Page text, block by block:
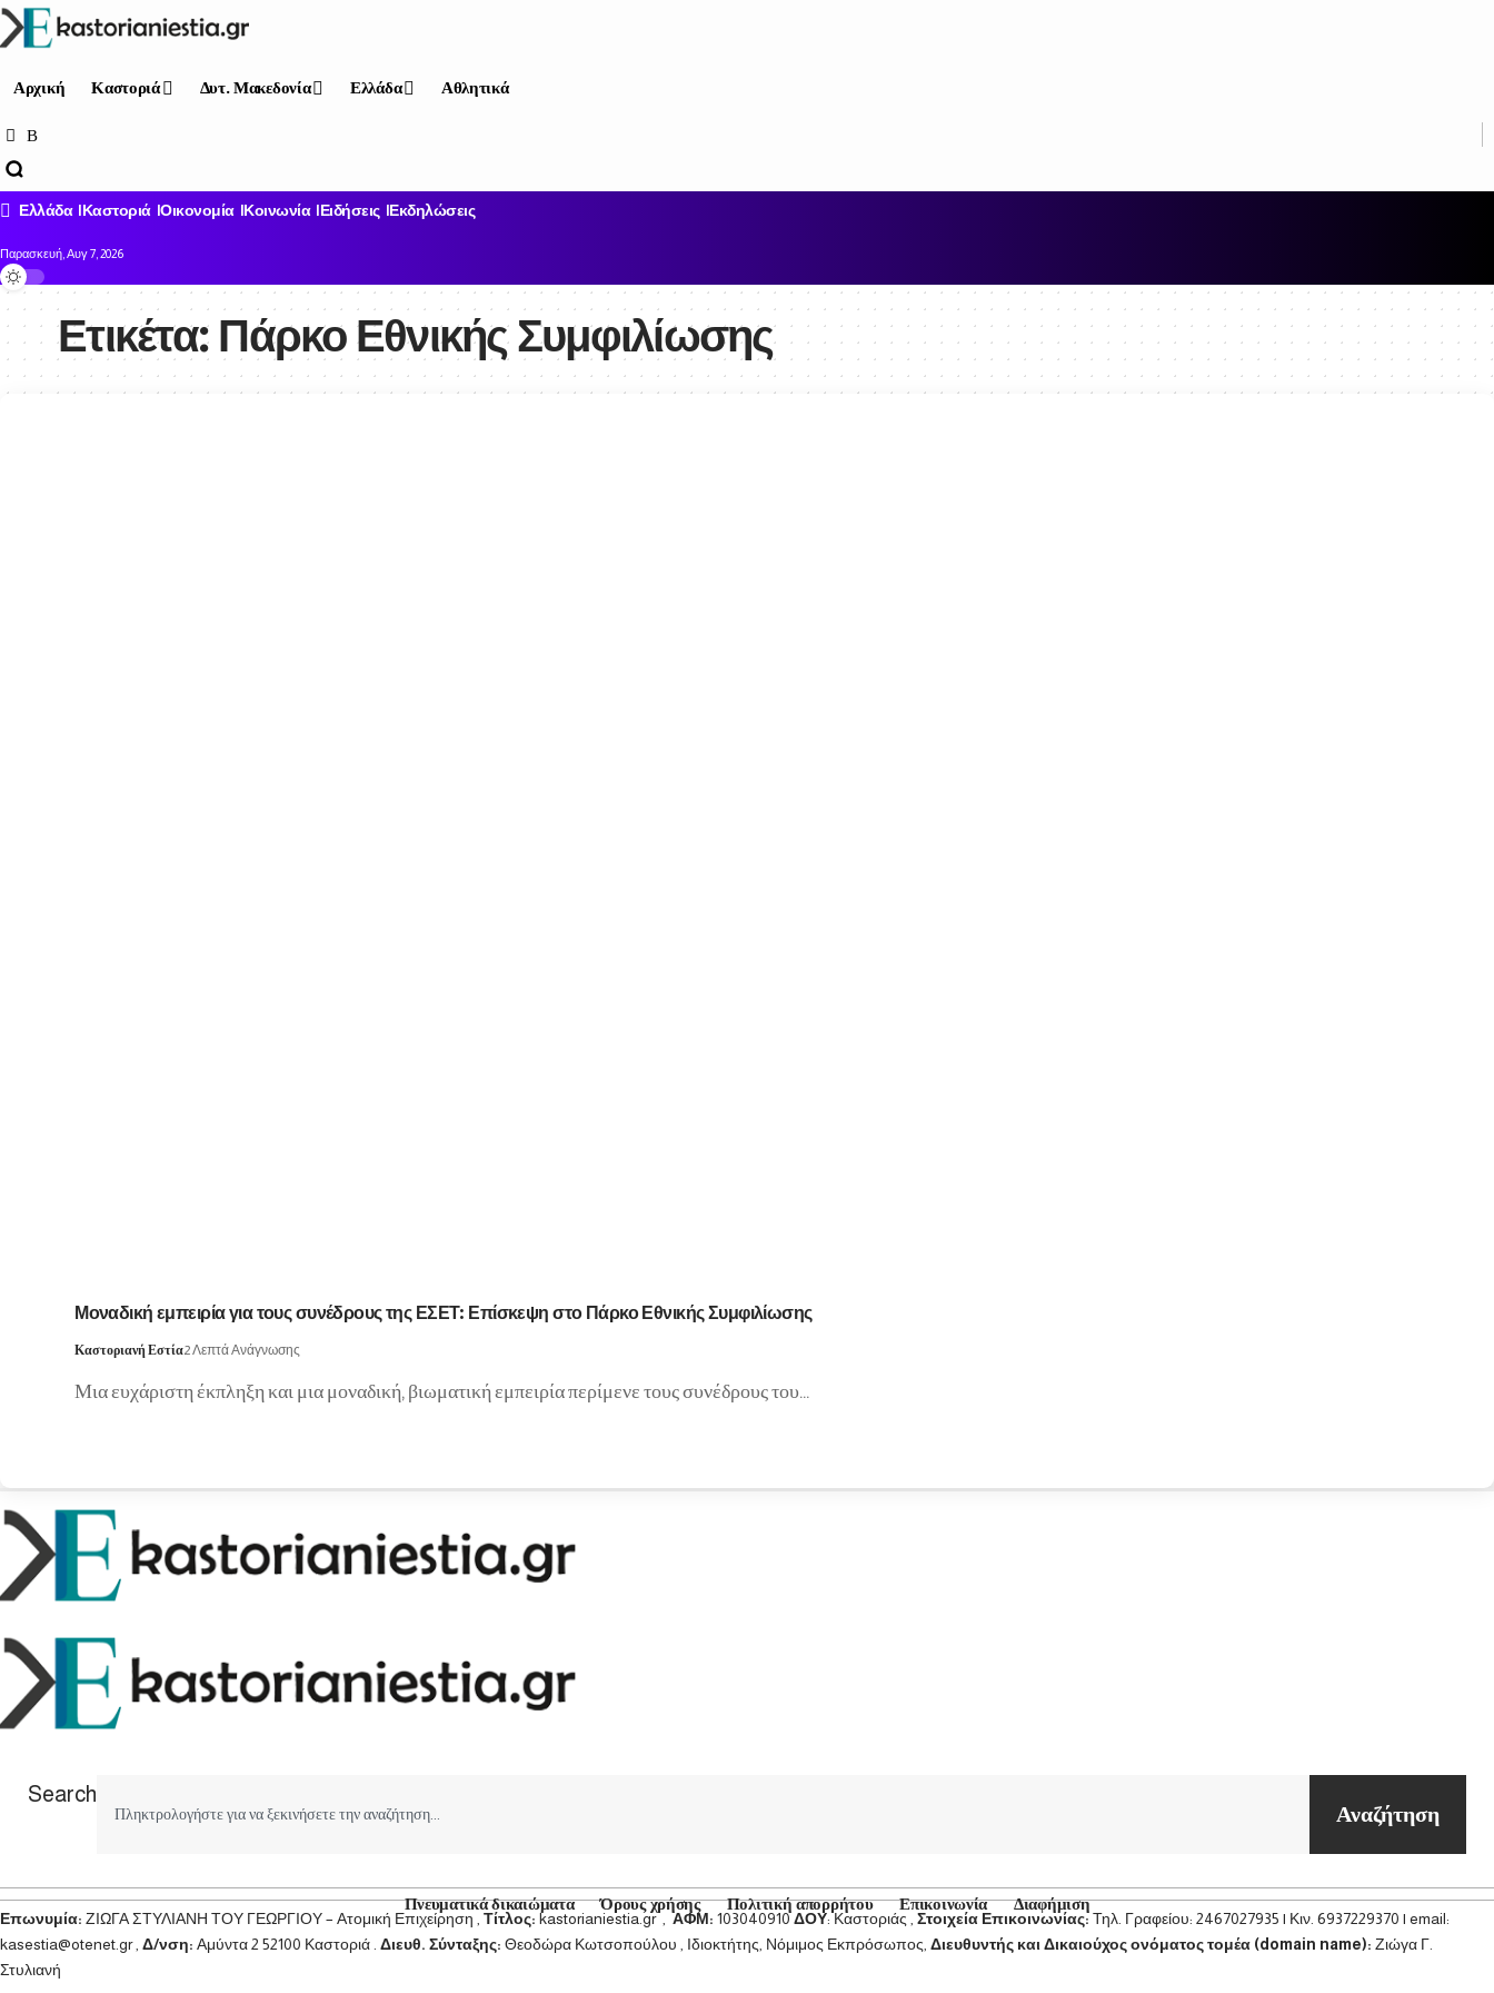
Αρχική Καστοριά Δυτ. Μακεδονία Ελλάδα Αθλητικά
Ελλάδα Καστοριά Οικονομία Κοινωνία Ειδήσεις Εκδηλώσεις
Παρασκευή, Αυγ 7, 2026
Ετικέτα: Πάρκο Εθνικής Συμφιλίωσης
Μοναδική εμπειρία για τους συνέδρους της ΕΣΕΤ: Επίσκεψη στο Πάρκο Εθνικής Συμφιλίωσης
Καστοριανή Εστία2 Λεπτά Ανάγνωσης
Μια ευχάριστη έκπληξη και μια μοναδική, βιωματική εμπειρία περίμενε τους συνέδρους του…
Search
Αναζήτηση
Πνευματικά δικαιώματα Όρους χρήσης Πολιτική απορρήτου Επικοινωνία Διαφήμιση
Επωνυμία: ΖΙΩΓΑ ΣΤΥΛΙΑΝΗ ΤΟΥ ΓΕΩΡΓΙΟΥ – Ατομική Επιχείρηση , Τίτλος: kastorianiestia.gr ,ΑΦΜ: 103040910ΔΟΥ: Καστοριάς , Στοιχεία Επικοινωνίας:Τηλ. Γραφείου: 2467027935 | Κιν. 6937229370 | email:
kasestia@otenet.gr , Δ/νση: Αμύντα 2 52100 Καστοριά . Διευθ. Σύνταξης: Θεοδώρα Κωτσοπούλου , Ιδιοκτήτης, Νόμιμος Εκπρόσωπος, Διευθυντής και Δικαιούχος ονόματος τομέα (domain name): Ζιώγα Γ.
Στυλιανή